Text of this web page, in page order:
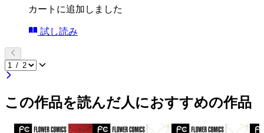
カートに追加しました
試し読み
この作品を読んだ人におすすめの作品